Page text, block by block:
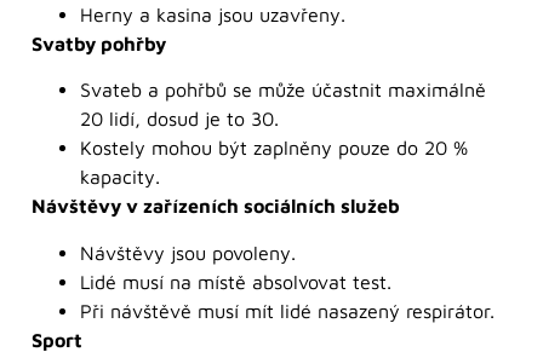
Herny a kasina jsou uzavřeny.
Svatby pohřby
Svateb a pohřbů se může účastnit maximálně
20 lidí, dosud je to 30.
Kostely mohou být zaplněny pouze do 20 %
kapacity.
Návštěvy v zařízeních sociálních služeb
Návštěvy jsou povoleny.
Lidé musí na místě absolvovat test.
Při návštěvě musí mít lidé nasazený respirátor.
Sport